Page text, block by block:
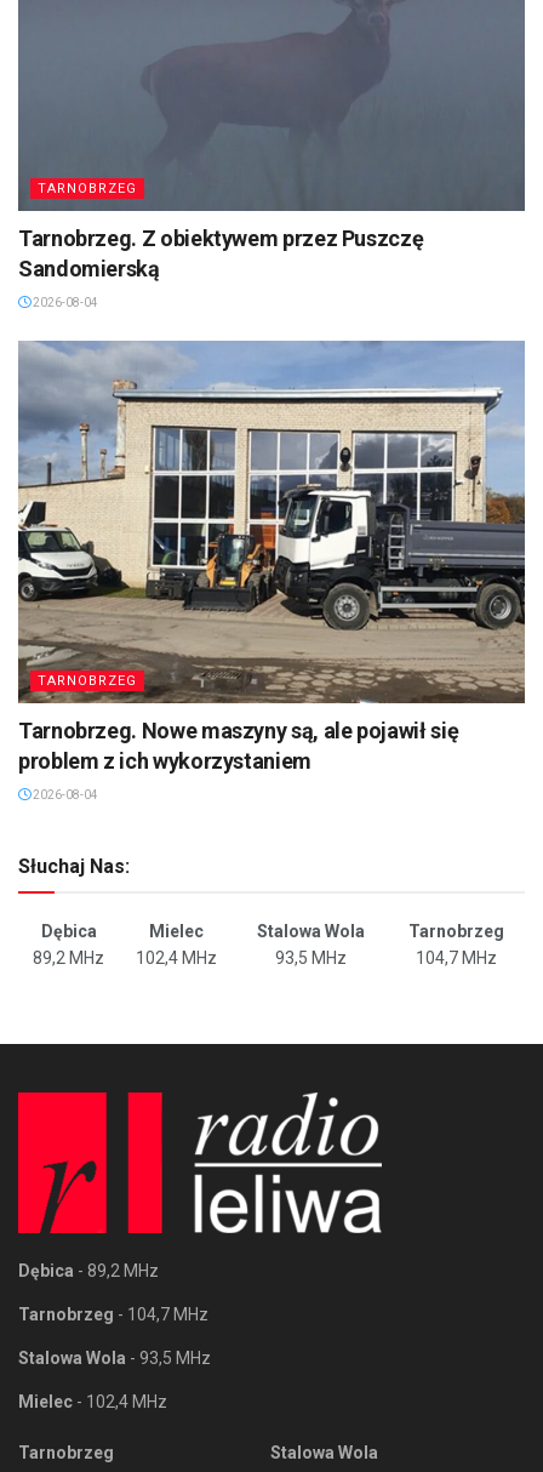
TARNOBRZEG
Tarnobrzeg. Z obiektywem przez Puszczę
Sandomierską
2026-08-04
TARNOBRZEG
Tarnobrzeg. Nowe maszyny są, ale pojawił się
problem z ich wykorzystaniem
2026-08-04
Słuchaj Nas:
Dębica Mielec Stalowa Wola
Tarnobrzeg
89,2 MHz
102,4 MHz 93,5 MHz 104,7 MHz
Dębica - 89,2 MHz
Tarnobrzeg - 104,7 MHz
Stalowa Wola - 93,5 MHz
Mielec - 102,4 MHz
Tarnobrzeg
Stalowa Wola